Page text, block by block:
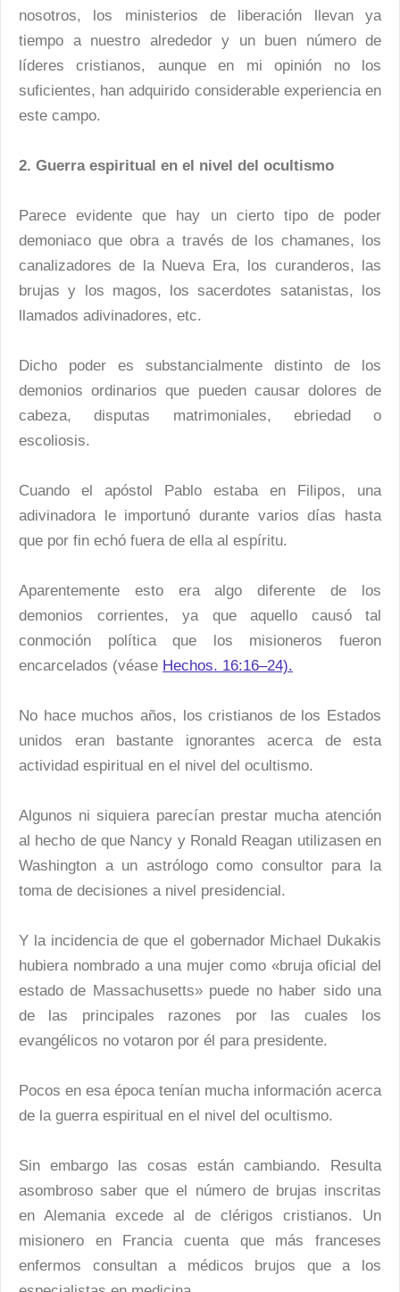
nosotros, los ministerios de liberación llevan ya
tiempo a nuestro alrededor y un buen número de
líderes cristianos, aunque en mi opinión no los
suficientes, han adquirido considerable experiencia en
este campo.
2. Guerra espiritual en el nivel del ocultismo
Parece evidente que hay un cierto tipo de poder
demoniaco que obra a través de los chamanes, los
canalizadores de la Nueva Era, los curanderos, las
brujas y los magos, los sacerdotes satanistas, los
llamados adivinadores, etc.
Dicho poder es substancialmente distinto de los
demonios ordinarios que pueden causar dolores de
cabeza, disputas matrimoniales, ebriedad o
escoliosis.
Cuando el apóstol Pablo estaba en Filipos, una
adivinadora le importunó durante varios días hasta
que por fin echó fuera de ella al espíritu.
Aparentemente esto era algo diferente de los
demonios corrientes, ya que aquello causó tal
conmoción política que los misioneros fueron
encarcelados (véase Hechos. 16:16–24).
No hace muchos años, los cristianos de los Estados
unidos eran bastante ignorantes acerca de esta
actividad espiritual en el nivel del ocultismo.
Algunos ni siquiera parecían prestar mucha atención
al hecho de que Nancy y Ronald Reagan utilizasen en
Washington a un astrólogo como consultor para la
toma de decisiones a nivel presidencial.
Y la incidencia de que el gobernador Michael Dukakis
hubiera nombrado a una mujer como «bruja oficial del
estado de Massachusetts» puede no haber sido una
de las principales razones por las cuales los
evangélicos no votaron por él para presidente.
Pocos en esa época tenían mucha información acerca
de la guerra espiritual en el nivel del ocultismo.
Sin embargo las cosas están cambiando. Resulta
asombroso saber que el número de brujas inscritas
en Alemania excede al de clérigos cristianos. Un
misionero en Francia cuenta que más franceses
enfermos consultan a médicos brujos que a los